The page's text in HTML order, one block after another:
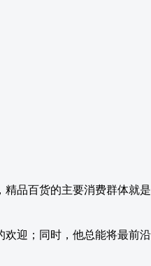
品百货的主要消费群体就
迎；同时，他总能将最前